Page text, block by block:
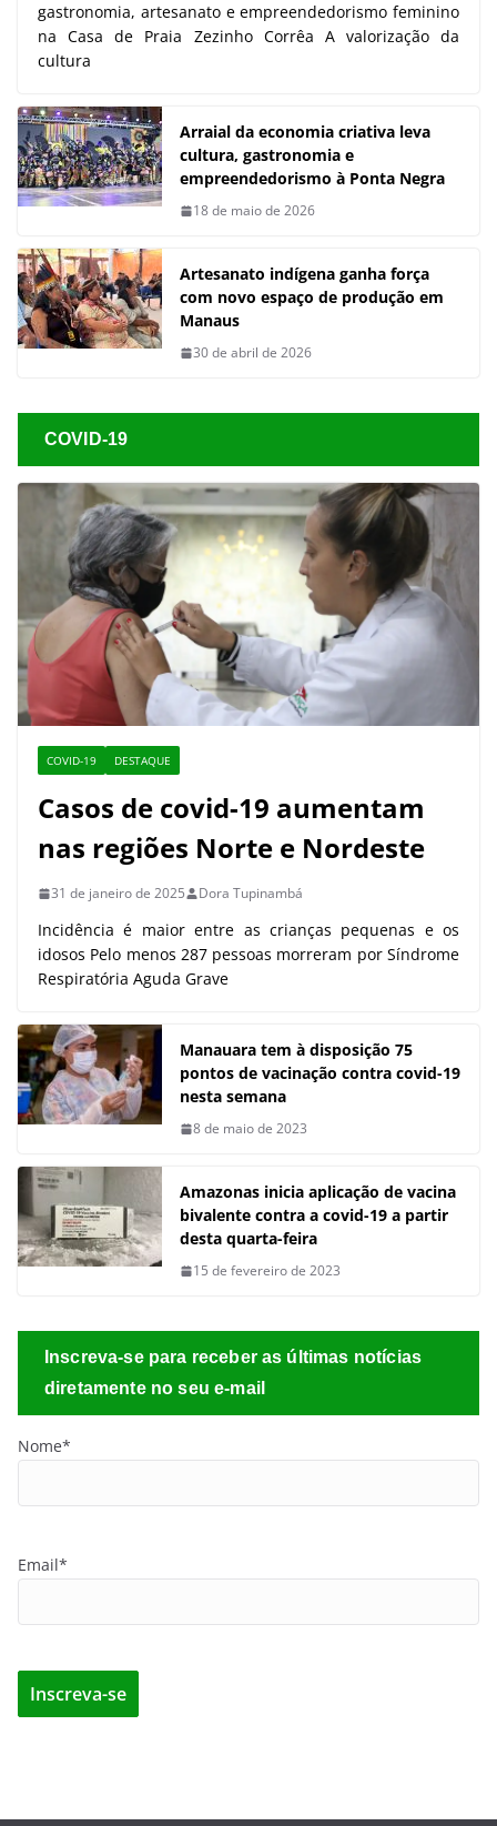
gastronomia, artesanato e empreendedorismo feminino
na Casa de Praia Zezinho Corrêa A valorização da
cultura
Arraial da economia criativa leva
cultura, gastronomia e
empreendedorismo à Ponta Negra
18 de maio de 2026
Artesanato indígena ganha força
com novo espaço de produção em
Manaus
30 de abril de 2026
COVID-19
COVID-19 DESTAQUE
Casos de covid-19 aumentam
nas regiões Norte e Nordeste
31 de janeiro de 2025 Dora Tupinambá
Incidência é maior entre as crianças pequenas e os
idosos Pelo menos 287 pessoas morreram por Síndrome
Respiratória Aguda Grave
Manauara tem à disposição 75
pontos de vacinação contra covid-19
nesta semana
8 de maio de 2023
Amazonas inicia aplicação de vacina
bivalente contra a covid-19 a partir
desta quarta-feira
15 de fevereiro de 2023
Inscreva-se para receber as últimas notícias
diretamente no seu e-mail
Nome*
Email*